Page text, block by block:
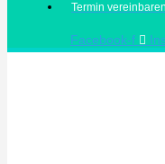
Termin vereinbaren
Facebook-f